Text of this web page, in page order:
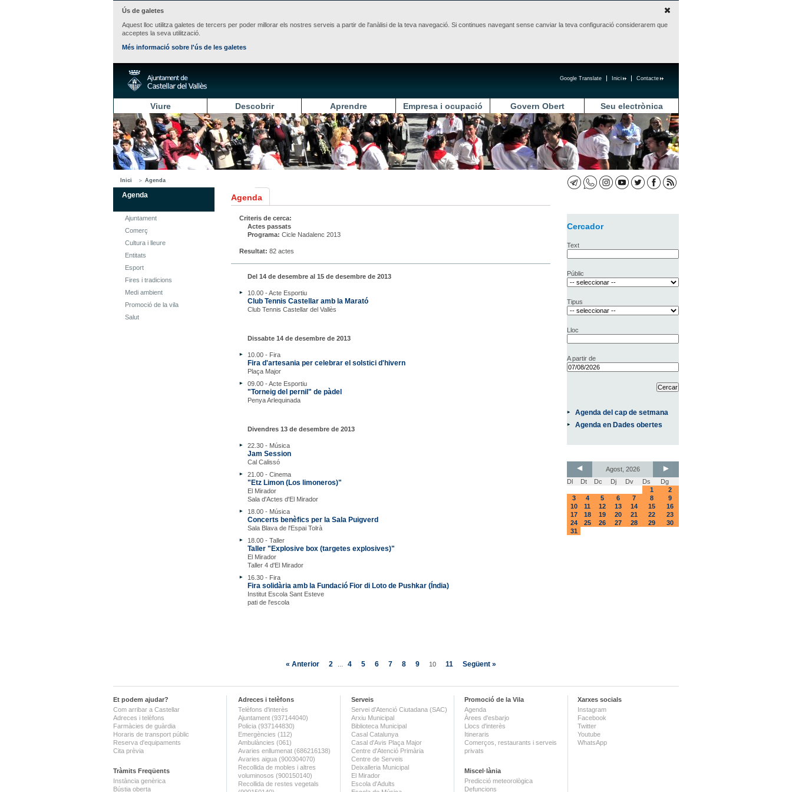
Ús de galetes
Aquest lloc utilitza galetes de tercers per poder millorar els nostres serveis a partir de l'anàlisi de la teva navegació. Si continues navegant sense canviar la teva configuració considerarem que
acceptes la seva utilització.
Més informació sobre l'ús de les galetes
Contacte
Inici
Google Translate
Viure Descobrir Aprendre Empresa i ocupació Govern Obert Seu electrònica
Inici Agenda
Agenda
Ajuntament
Comerç
Cultura i lleure
Entitats
Esport
Fires i tradicions
Medi ambient
Promoció de la vila
Salut
Agenda
Criteris de cerca:
Actes passats
Programa: Cicle Nadalenc 2013
Resultat: 82 actes
Del 14 de desembre al 15 de desembre de 2013
10.00 - Acte Esportiu
Club Tennis Castellar amb la Marató
Club Tennis Castellar del Vallès
Dissabte 14 de desembre de 2013
10.00 - Fira
Fira d'artesania per celebrar el solstici d'hivern
Plaça Major
09.00 - Acte Esportiu
"Torneig del pernil" de pàdel
Penya Arlequinada
Divendres 13 de desembre de 2013
22.30 - Música
Jam Session
Cal Calissó
21.00 - Cinema
"Etz Limon (Los limoneros)"
El Mirador
Sala d'Actes d'El Mirador
18.00 - Música
Concerts benèfics per la Sala Puigverd
Sala Blava de l'Espai Tolrà
18.00 - Taller
Taller "Explosive box (targetes explosives)"
El Mirador
Taller 4 d'El Mirador
16.30 - Fira
Fira solidària amb la Fundació Fior di Loto de Pushkar (Índia)
Institut Escola Sant Esteve
pati de l'escola
« Anterior 2 4 5 6 7 8 9 10 11 Següent »
Cercador
Text
Públic
Tipus
Lloc
A partir de
Agenda del cap de setmana
Agenda en Dades obertes
Agost, 2026
Dl
Dt Dc Dj Dv Ds
Dg
1
2
3
4 5 6 7 8
9
10
11 12 13 14 15
16
17
18 19 20 21 22
23
24
25 26 27 28 29
30
31
Et podem ajudar?
Com arribar a Castellar
Adreces i telèfons
Farmàcies de guàrdia
Horaris de transport públic
Reserva d'equipaments
Cita prèvia
Tràmits Freqüents
Instància genèrica
Bústia oberta
Adreces i telèfons
Telèfons d'interès
Ajuntament (937144040)
Policia (937144830)
Emergències (112)
Ambulàncies (061)
Avaries enllumenat (686216138)
Avaries aigua (900304070)
Recollida de mobles i altres
voluminosos (900150140)
Recollida de restes vegetals
Serveis
Servei d'Atenció Ciutadana (SAC)
Arxiu Municipal
Biblioteca Municipal
Casal Catalunya
Casal d'Avis Plaça Major
Centre d'Atenció Primària
Centre de Serveis
Deixalleria Municipal
El Mirador
Escola d'Adults
Promoció de la Vila
Agenda
Àrees d'esbarjo
Llocs d'interès
Itineraris
Comerços, restaurants i serveis
privats
Miscel·lània
Predicció meteorològica
Defuncions
Xarxes socials
Instagram
Facebook
Twitter
Youtube
WhatsApp